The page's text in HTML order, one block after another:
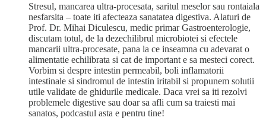
Stresul, mancarea ultra-procesata, saritul meselor sau rontaiala
nesfarsita – toate iti afecteaza sanatatea digestiva. Alaturi de
Prof. Dr. Mihai Diculescu, medic primar Gastroenterologie,
discutam totul, de la dezechilibrul microbiotei si efectele
mancarii ultra-procesate, pana la ce inseamna cu adevarat o
alimentatie echilibrata si cat de important e sa mesteci corect.
Vorbim si despre intestin permeabil, boli inflamatorii
intestinale si sindromul de intestin iritabil si propunem solutii
utile validate de ghidurile medicale. Daca vrei sa iti rezolvi
problemele digestive sau doar sa afli cum sa traiesti mai
sanatos, podcastul asta e pentru tine!